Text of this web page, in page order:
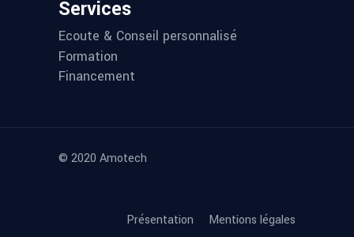
Services
Ecoute & Conseil personnalisé
Formation
Financement
© 2020 Amotech
Présentation Mentions légales